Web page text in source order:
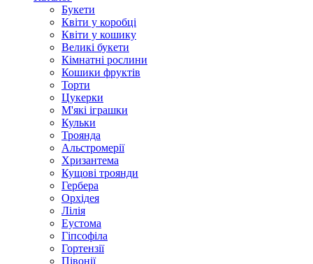
Букети
Квіти у коробці
Квіти у кошику
Великі букети
Кімнатні рослини
Кошики фруктів
Торти
Цукерки
М'які іграшки
Кульки
Троянда
Альстромерії
Хризантема
Кущові троянди
Гербера
Орхідея
Лілія
Еустома
Гіпсофіла
Гортензії
Півонії